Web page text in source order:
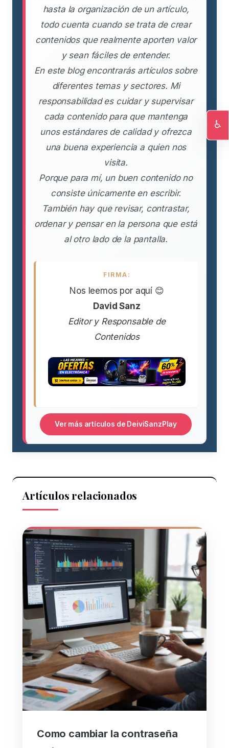
hasta la organización de un artículo,
todo cuenta cuando se trata de crear
contenidos que realmente aporten valor
y sean fáciles de entender.
En este blog encontrarás artículos sobre
diferentes temas y sectores. Mi
responsabilidad es cuidar y supervisar
cada contenido para que mantenga
unos estándares de calidad y ofrezca
una buena experiencia a quien nos
visita.
Porque para mí, un buen contenido no
consiste únicamente en escribir.
También hay que revisar, contrastar,
ordenar y pensar en la persona que está
al otro lado de la pantalla.
FIRMA:
Nos leemos por aquí 😊
David Sanz
Editor y Responsable de
Contenidos
Ver más artículos de DeiviSanzPlay
Artículos relacionados
Como cambiar la contraseña
♿